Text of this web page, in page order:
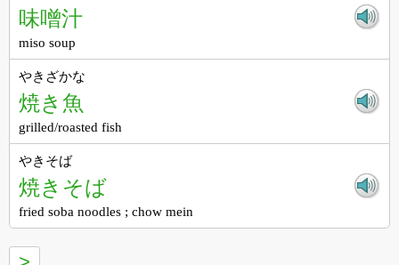
味噌汁
miso soup
やきざかな
焼き魚
grilled/roasted fish
やきそば
焼きそば
fried soba noodles ; chow mein